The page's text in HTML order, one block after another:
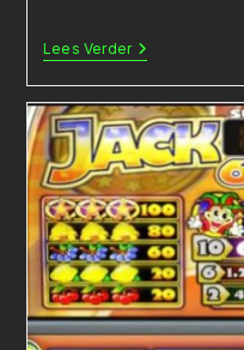
Lees VerderBlack
Jack
Love
Meter